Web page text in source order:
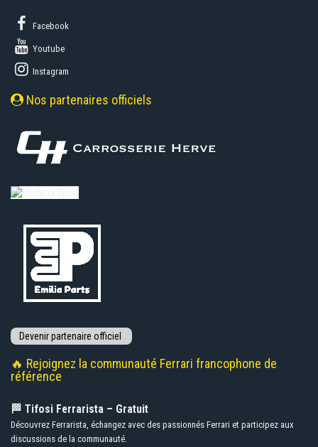
Facebook
Youtube
Instagram
Nos partenaires officiels
🔥 Rejoignez la communauté Ferrari francophone de
référence
🏁 Tifosi Ferrarista – Gratuit
Découvrez Ferrarista, échangez avec des passionnés Ferrari et participez aux
discussions de la communauté.